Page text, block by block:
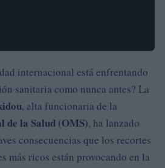
internacional está enfrentando
sanitaria como nunca antes? La
, alta funcionaria de la
de la Salud (OMS), ha lanzado
consecuencias que los recortes
más ricos están provocando en la